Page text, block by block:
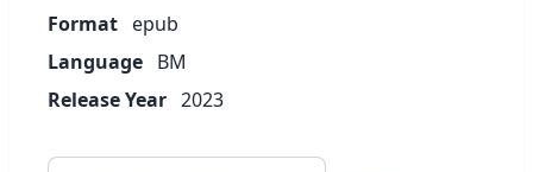
Format epub
Language BM
Release Year 2023